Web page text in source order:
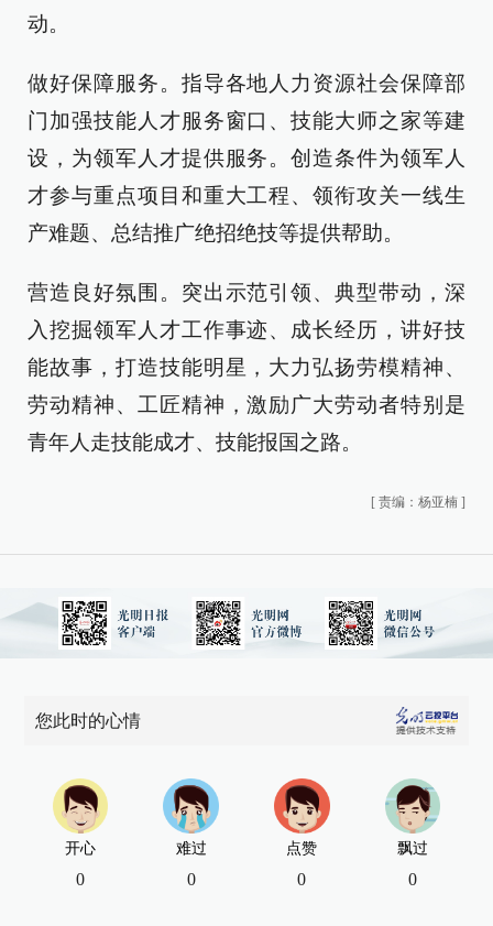
动。
做好保障服务。指导各地人力资源社会保障部
门加强技能人才服务窗口、技能大师之家等建
设，为领军人才提供服务。创造条件为领军人
才参与重点项目和重大工程、领衔攻关一线生
产难题、总结推广绝招绝技等提供帮助。
营造良好氛围。突出示范引领、典型带动，深
入挖掘领军人才工作事迹、成长经历，讲好技
能故事，打造技能明星，大力弘扬劳模精神、
劳动精神、工匠精神，激励广大劳动者特别是
青年人走技能成才、技能报国之路。
[ 责编：杨亚楠 ]
您此时的心情
开心
0
难过
0
点赞
0
飘过
0